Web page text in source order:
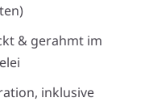
& gerahmt im
inklusive